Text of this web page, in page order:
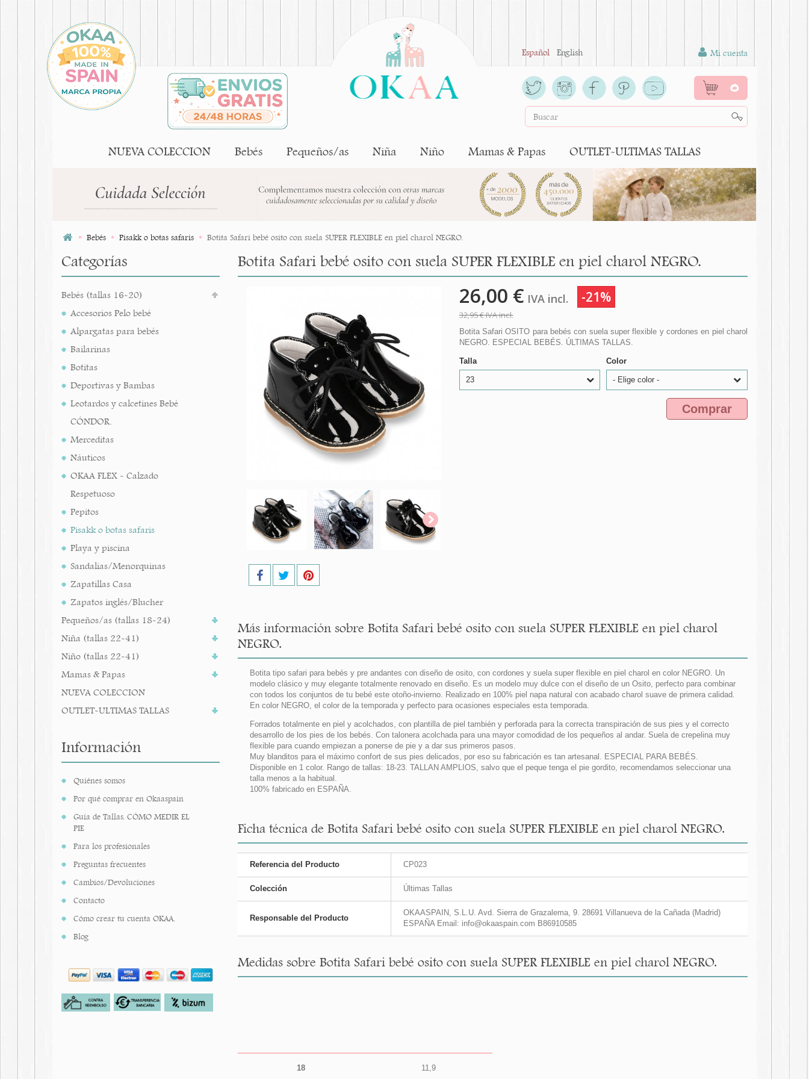
Español English Mi cuenta
0
NUEVA COLECCION Bebés Pequeños/as Niña Niño Mamas & Papas OUTLET-ULTIMAS TALLAS
Bebés Pisakk o botas safaris Botita Safari bebé osito con suela SUPER FLEXIBLE en piel charol NEGRO.
Categorías
Bebés (tallas 16-20)
Accesorios Pelo bebé
Alpargatas para bebés
Bailarinas
Botitas
Deportivas y Bambas
Leotardos y calcetines Bebé
CÓNDOR.
Merceditas
Náuticos
OKAA FLEX - Calzado
Respetuoso
Pepitos
Pisakk o botas safaris
Playa y piscina
Sandalias/Menorquinas
Zapatillas Casa
Zapatos inglés/Blucher
Pequeños/as (tallas 18-24)
Niña (tallas 22-41)
Niño (tallas 22-41)
Mamas & Papas
NUEVA COLECCION
OUTLET-ULTIMAS TALLAS
Información
Quiénes somos
Por qué comprar en Okaaspain
Guía de Tallas. CÓMO MEDIR EL
PIE
Para los profesionales
Preguntas frecuentes
Cambios/Devoluciones
Contacto
Cómo crear tu cuenta OKAA.
Blog
Botita Safari bebé osito con suela SUPER FLEXIBLE en piel charol NEGRO.
26,00 € IVA incl. -21%
32,95 €IVA incl.
Botita Safari OSITO para bebés con suela super flexible y cordones en piel charol
NEGRO. ESPECIAL BEBÉS. ÚLTIMAS TALLAS.
Talla
23
Color
- Elige color -
Comprar
Más información sobre Botita Safari bebé osito con suela SUPER FLEXIBLE en piel charol
NEGRO.
Botita tipo safari para bebés y pre andantes con diseño de osito, con cordones y suela super flexible en piel charol en color NEGRO. Un
modelo clásico y muy elegante totalmente renovado en diseño. Es un modelo muy dulce con el diseño de un Osito, perfecto para combinar
con todos los conjuntos de tu bebé este otoño-invierno. Realizado en 100% piel napa natural con acabado charol suave de primera calidad.
En color NEGRO, el color de la temporada y perfecto para ocasiones especiales esta temporada.
Forrados totalmente en piel y acolchados, con plantilla de piel también y perforada para la correcta transpiración de sus pies y el correcto
desarrollo de los pies de los bebés. Con talonera acolchada para una mayor comodidad de los pequeños al andar. Suela de crepelina muy
flexible para cuando empiezan a ponerse de pie y a dar sus primeros pasos.
Muy blanditos para el máximo confort de sus pies delicados, por eso su fabricación es tan artesanal. ESPECIAL PARA BEBÉS.
Disponible en 1 color. Rango de tallas: 18-23. TALLAN AMPLIOS, salvo que el peque tenga el pie gordito, recomendamos seleccionar una
talla menos a la habitual.
100% fabricado en ESPAÑA.
Ficha técnica de Botita Safari bebé osito con suela SUPER FLEXIBLE en piel charol NEGRO.
Referencia del Producto CP023
Colección Últimas Tallas
Responsable del Producto
OKAASPAIN, S.L.U. Avd. Sierra de Grazalema, 9. 28691 Villanueva de la Cañada (Madrid)
ESPAÑA Email: info@okaaspain.com B86910585
Medidas sobre Botita Safari bebé osito con suela SUPER FLEXIBLE en piel charol NEGRO.
18 11,9